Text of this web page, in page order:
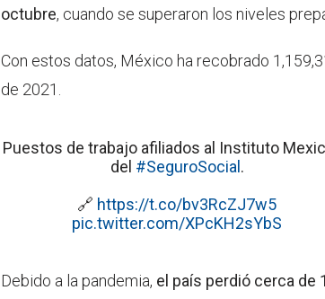
octubre, cuando se superaron los niveles
Con estos datos, México ha recobrado
de 2021.
Puestos de trabajo afiliados al Instituto
del #SeguroSocial .
🔗 https://t.co/bv3RcZJ7w5
pic.twitter.com/XPcKH2sYbS
Debido a la pandemia, el país perdió cerca